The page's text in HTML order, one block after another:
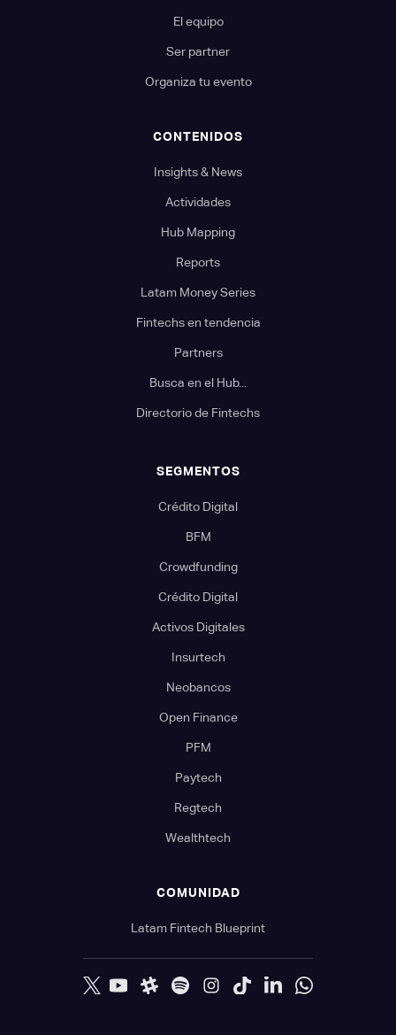
El equipo
Ser partner
Organiza tu evento
CONTENIDOS
Insights & News
Actividades
Hub Mapping
Reports
Latam Money Series
Fintechs en tendencia
Partners
Busca en el Hub...
Directorio de Fintechs
SEGMENTOS
Crédito Digital
BFM
Crowdfunding
Crédito Digital
Activos Digitales
Insurtech
Neobancos
Open Finance
PFM
Paytech
Regtech
Wealthtech
COMUNIDAD
Latam Fintech Blueprint